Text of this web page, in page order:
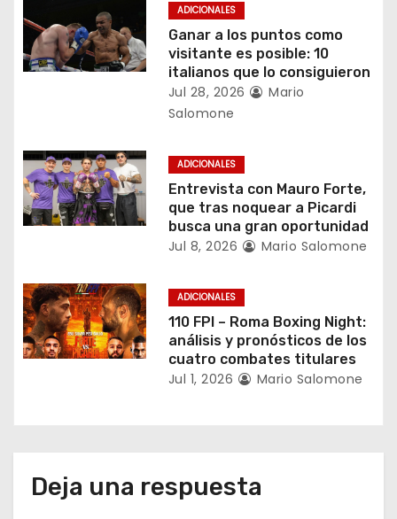
d
e
t
r
d
a
s
ADICIONALES
Ganar a los puntos como
visitante es posible: 10
italianos que lo consiguieron
Jul 28, 2026
Mario
Salomone
ADICIONALES
Entrevista con Mauro Forte,
que tras noquear a Picardi
busca una gran oportunidad
Jul 8, 2026 Mario Salomone
ADICIONALES
110 FPI – Roma Boxing Night:
análisis y pronósticos de los
cuatro combates titulares
Jul 1, 2026 Mario Salomone
Deja una respuesta